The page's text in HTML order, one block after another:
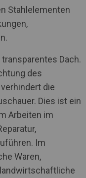
Stahlelementen
transparentes Dach.
des
die
Dies ist ein
Arbeiten im
Im
Waren,